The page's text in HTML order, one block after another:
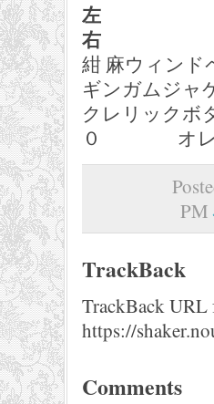
左
右
紺 麻ウィン
ギンガムジャ
クレリック
０ オレン
PM
TrackBack
TrackBack URL
https://
Comments